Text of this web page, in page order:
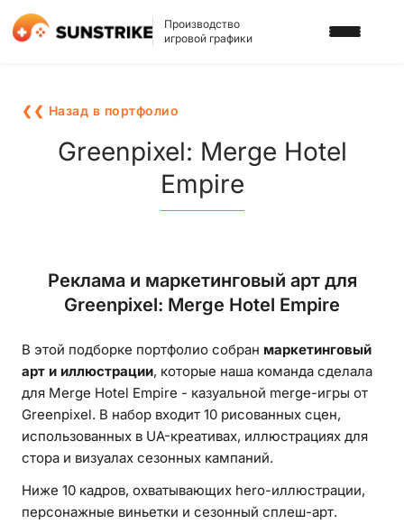
Производство
игровой графики
3D АРТ ДЛЯ ИГР
ГРАФИКА ДЛЯ СЛОТОВ
2D ПЕРСОНАЖИ
ИГРОВАЯ РЕКЛАМА
ФОНЫ И ЛОКАЦИИ
ИГРОВОЙ АРТ С ИИ
ПОРТФОЛИО
КАРЬЕРА
❮❮ Назад в портфолио
Greenpixel: Merge Hotel
Empire
Реклама и маркетинговый арт для
Greenpixel: Merge Hotel Empire
В этой подборке портфолио собран маркетинговый
арт и иллюстрации, которые наша команда сделала
для Merge Hotel Empire - казуальной merge-игры от
Greenpixel. В набор входит 10 рисованных сцен,
использованных в UA-креативах, иллюстрациях для
стора и визуалах сезонных кампаний.
Ниже 10 кадров, охватывающих hero-иллюстрации,
персонажные виньетки и сезонный сплеш-арт.